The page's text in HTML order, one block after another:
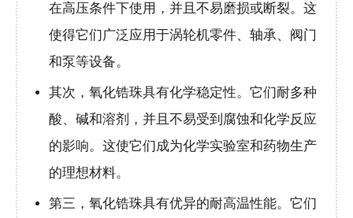
在高压条件下使用，并且不易磨损或断裂。这
使得它们广泛应用于涡轮机零件、轴承、阀门
和泵等设备。
其次，氧化锆珠具有化学稳定性。它们耐多种
酸、碱和溶剂，并且不易受到腐蚀和化学反应
的影响。这使它们成为化学实验室和药物生产
的理想材料。
第三，氧化锆珠具有优异的耐高温性能。它们